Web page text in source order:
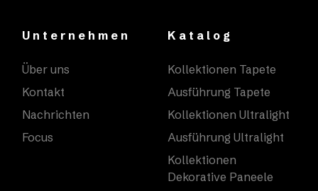
Unternehmen
Über uns
Kontakt
Nachrichten
Focus
Katalog
Kollektionen Tapete
Ausführung Tapete
Kollektionen Ultralight
Ausführung Ultralight
Kollektionen
Dekorative Paneele